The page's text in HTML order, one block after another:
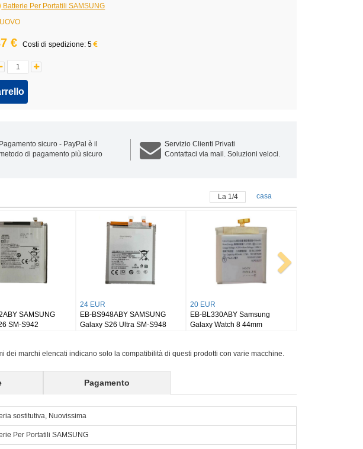
Batterie Per Portatili SAMSUNG
€ Costi di spedizione: 5
Pagamento sicuro - PayPal è il
di pagamento più sicuro
Servizio Clienti Privati
Contattaci via mail. Soluzioni veloci.
La 1/4 casa
BX818ABY SAMSUNG
Tab S9 Plus Wi-fi
EB-BX516ABY SAMSUNG
Galaxy Tab S9FE X510 X516
BT545ABY SAMSUNG Tab
Active Pro SM-T540/T545/T547
dei marchi elencati indicano solo la compatibilità di questi prodotti con varie macchine.
Pagamento
sostitutiva, Nuovissima
Per Portatili SAMSUNG